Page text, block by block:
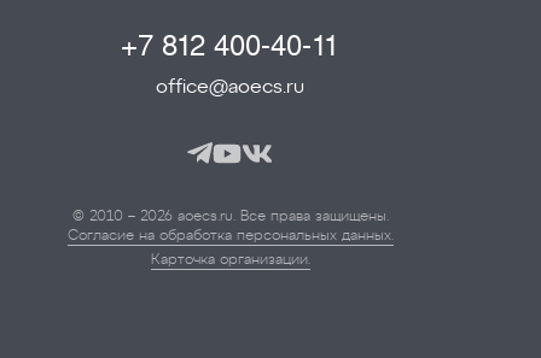
+7 812 400-40-11
office@aoecs.ru
© 2010 – 2026 aoecs.ru. Все права защищены.
Согласие на обработка персональных данных.
Карточка организации.